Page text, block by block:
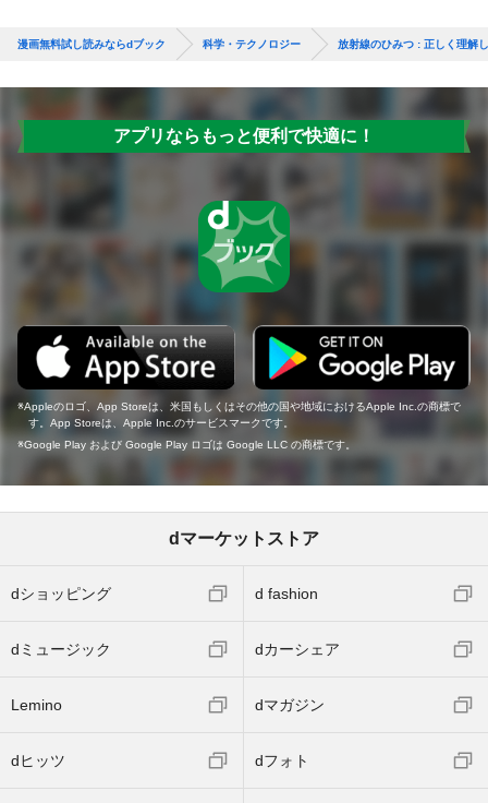
漫画無料試し読みならdブック 科学・テクノロジー 放射線のひみつ : 正しく理解
アプリならもっと便利で快適に！
Appleのロゴ、App Storeは、米国もしくはその他の国や地域におけるApple Inc.の商標で
す。App Storeは、Apple Inc.のサービスマークです。
Google Play および Google Play ロゴは Google LLC の商標です。
dマーケットストア
dショッピング d fashion
dミュージック dカーシェア
Lemino dマガジン
dヒッツ dフォト